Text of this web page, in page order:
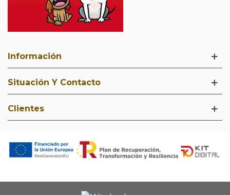
Información
Situación Y Contacto
Clientes